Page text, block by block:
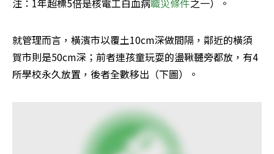
注：1年超標5倍是核電工白血病職災條件之一）。
就管理而言，橫濱市以覆土10cm深做間隔，鄰近的橫須
賀市則是50cm深；前者連孩童玩耍的盪鞦韆旁都放，有4
所學校永久放置，後者全數移出（下圖）。